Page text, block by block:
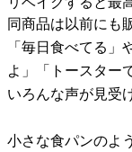
同商品は以前にも
「毎日食べてる
よ」「トースター
いろんな声が見受
小さな食パンのよ